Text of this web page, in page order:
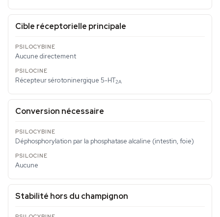
Cible réceptorielle principale
Aucune directement
Récepteur sérotoninergique 5-HT2A
Conversion nécessaire
Déphosphorylation par la phosphatase alcaline (intestin, foie)
Aucune
Stabilité hors du champignon